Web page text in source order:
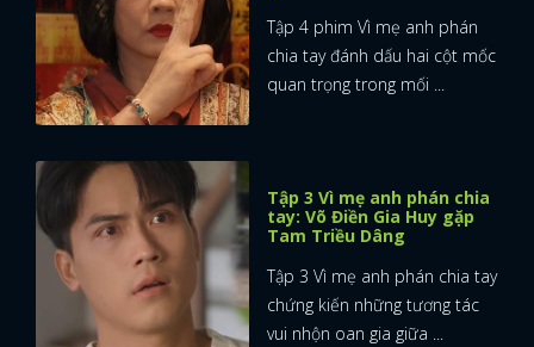
Tập 4 phim Vì mẹ anh phán
chia tay đánh dấu hai cột mốc
quan trọng trong mối ...
Tập 3 Vì mẹ anh phán chia
tay: Võ Điền Gia Huy gặp
Tam Triều Dâng
Tập 3 Vì mẹ anh phán chia tay
chứng kiến những tương tác
vui nhộn oan gia giữa ...